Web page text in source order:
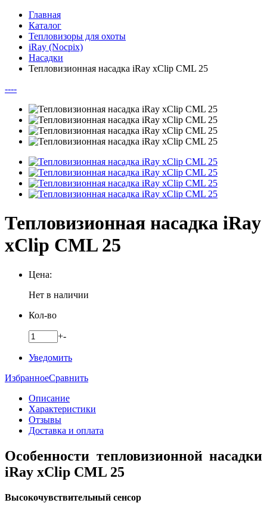
Главная
Каталог
Тепловизоры для охоты
iRay (Nocpix)
Насадки
Тепловизионная насадка iRay xClip CML 25
----
Тепловизионная насадка iRay
xClip CML 25
Цена:
Нет в наличии
Кол-во
+-
Уведомить
ИзбранноеСравнить
Описание
Характеристики
Отзывы
Доставка и оплата
Особенности тепловизионной насадки
iRay xClip CML 25
Высокочувствительный сенсор